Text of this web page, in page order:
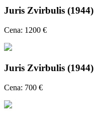
Juris Zvirbulis (1944)
Cena: 1200 €
Juris Zvirbulis (1944)
Cena: 700 €